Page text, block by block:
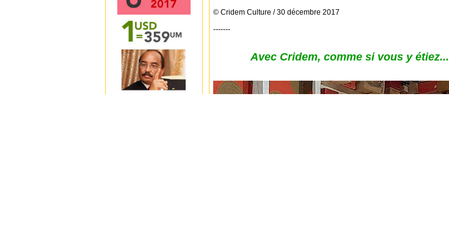
© Cridem Culture / 30 décembre 2017
-------
Avec Cridem, comme si vous y étiez...